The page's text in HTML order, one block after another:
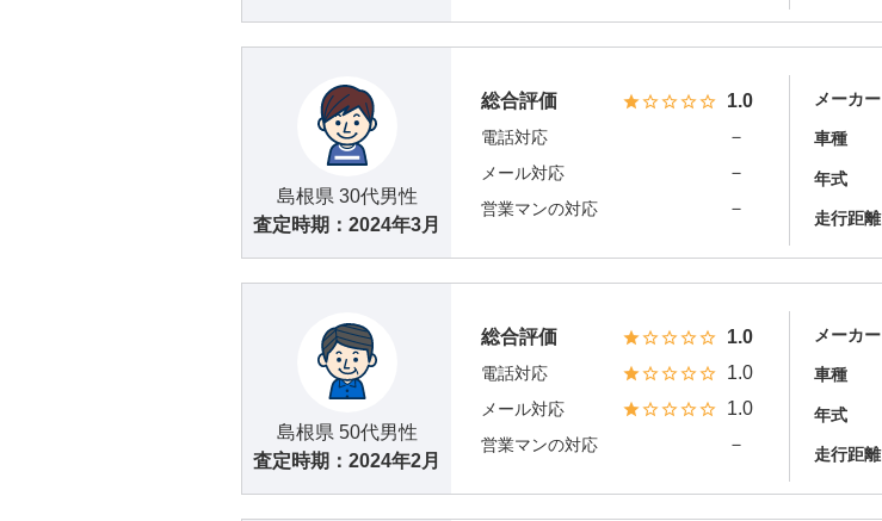
島根県 30代男性
査定時期： 2024年3月
総合評価 1.0
電話対応 －
メール対応 －
営業マンの対応 －
メーカー
車種
年式
走行距離
島根県 50代男性
査定時期： 2024年2月
総合評価 1.0
電話対応 1.0
メール対応 1.0
営業マンの対応 －
メーカー
車種
年式
走行距離